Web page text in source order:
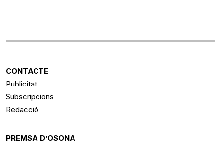
CONTACTE
Publicitat
Subscripcions
Redacció
PREMSA D’OSONA